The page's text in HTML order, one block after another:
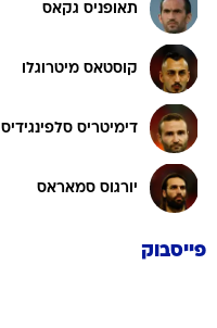
תאופניס גקאס
קוסטאס מיטרוגלו
דימיטריס סלפינגידיס
יורגוס סמאראס
פייסבוק